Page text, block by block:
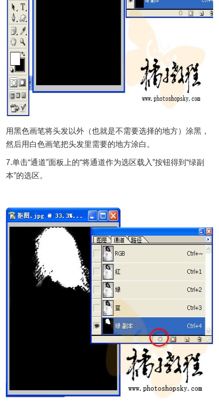
用黑色画笔将头发以外（也就是不需要选择的地方）涂黑，
然后用白色画笔把头发里需要的地方涂白。
7.单击“通道”面板上的“将通道作为选区载入”按钮得到“绿副
本”的选区。